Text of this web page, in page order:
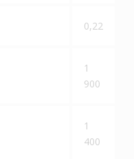
0,22
1
900
1
400